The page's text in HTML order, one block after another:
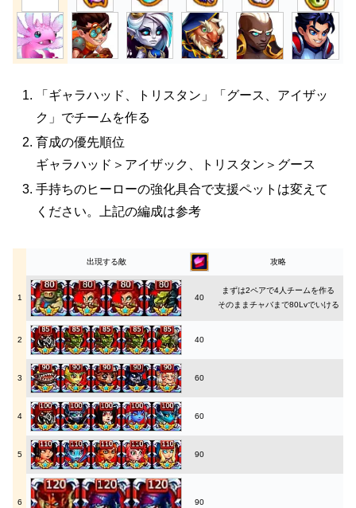
「ギャラハッド、トリスタン」「グース、アイザッ
ク」でチームを作る
育成の優先順位
ギャラハッド＞アイザック、トリスタン＞グース
手持ちのヒーローの強化具合で支援ペットは変えて
ください。上記の編成は参考
出現する敵 攻略
1 40
まずは2ペアで4人チームを作る
そのままチャバまで80Lvでいける
2 40
3 60
4 60
5 90
6 90